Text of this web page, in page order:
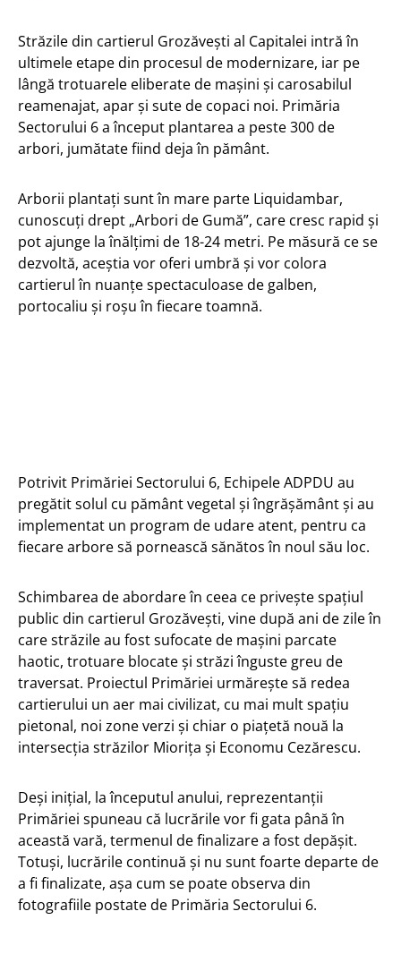
Străzile din cartierul Grozăvești al Capitalei intră în
ultimele etape din procesul de modernizare, iar pe
lângă trotuarele eliberate de mașini și carosabilul
reamenajat, apar și sute de copaci noi. Primăria
Sectorului 6 a început plantarea a peste 300 de
arbori, jumătate fiind deja în pământ.
Arborii plantați sunt în mare parte Liquidambar,
cunoscuți drept „Arbori de Gumă”, care cresc rapid și
pot ajunge la înălțimi de 18-24 metri. Pe măsură ce se
dezvoltă, aceștia vor oferi umbră și vor colora
cartierul în nuanțe spectaculoase de galben,
portocaliu și roșu în fiecare toamnă.
Potrivit Primăriei Sectorului 6, Echipele ADPDU au
pregătit solul cu pământ vegetal și îngrășământ și au
implementat un program de udare atent, pentru ca
fiecare arbore să pornească sănătos în noul său loc.
Schimbarea de abordare în ceea ce privește spațiul
public din cartierul Grozăvești, vine după ani de zile în
care străzile au fost sufocate de mașini parcate
haotic, trotuare blocate și străzi înguste greu de
traversat. Proiectul Primăriei urmărește să redea
cartierului un aer mai civilizat, cu mai mult spațiu
pietonal, noi zone verzi și chiar o piațetă nouă la
intersecția străzilor Miorița și Economu Cezărescu.
Deși inițial, la începutul anului, reprezentanții
Primăriei spuneau că lucrările vor fi gata până în
această vară, termenul de finalizare a fost depășit.
Totuși, lucrările continuă și nu sunt foarte departe de
a fi finalizate, așa cum se poate observa din
fotografiile postate de Primăria Sectorului 6.